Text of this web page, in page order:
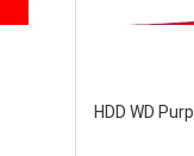
HDD WD